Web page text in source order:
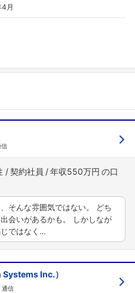
4月
信
契約社員 年収550万円
そんな雰囲気ではない。 どち
会いがあるかも。 しかしなが
ではなく…
Inc.）
通信